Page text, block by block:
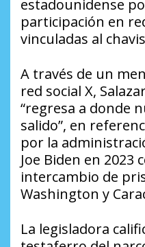
estadounidense
participación en
vinculadas al
A través de un
red social X,
“regresa a donde
salido”, en
por la
Joe Biden en 2023
intercambio de
Washington y
La legisladora